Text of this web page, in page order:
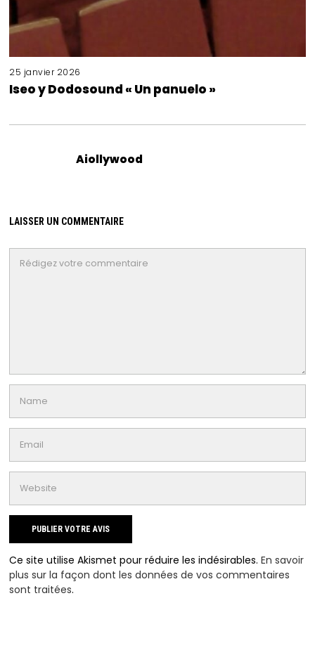
25 janvier 2026
Iseo y Dodosound « Un panuelo »
Aiollywood
LAISSER UN COMMENTAIRE
Ce site utilise Akismet pour réduire les indésirables.En savoir
plus sur la façon dont les données de vos commentaires
sont traitées.